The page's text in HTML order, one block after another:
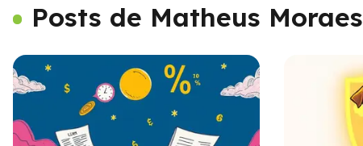
Posts de Matheus Moraes